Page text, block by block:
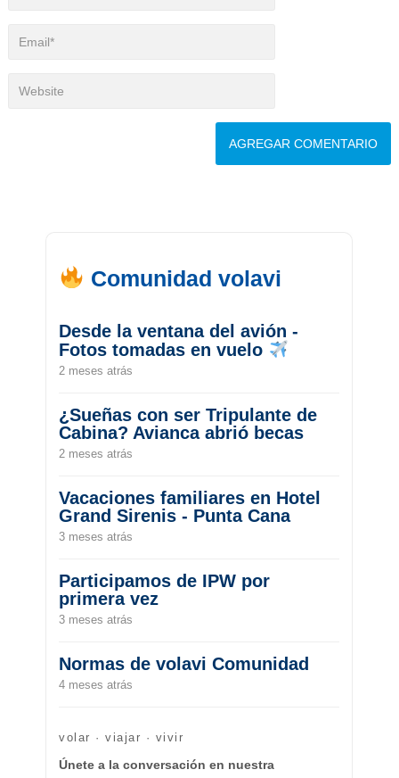
Comunidad volavi
Desde la ventana del avión -
Fotos tomadas en vuelo
2 meses atrás
¿Sueñas con ser Tripulante de
Cabina? Avianca abrió becas
2 meses atrás
Vacaciones familiares en Hotel
Grand Sirenis - Punta Cana
3 meses atrás
Participamos de IPW por
primera vez
3 meses atrás
Normas de volavi Comunidad
4 meses atrás
volar · viajar · vivir
Únete a la conversación en nuestra